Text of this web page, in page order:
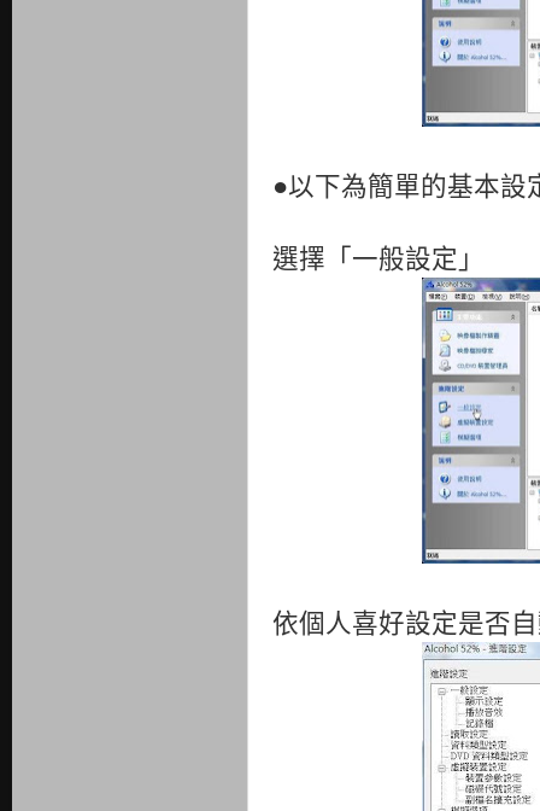
●以下為簡單的基本設
選擇「一般設定」
依個人喜好設定是否